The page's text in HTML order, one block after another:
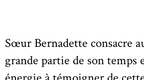
Sœur Bernadette consacre
grande partie de son temps